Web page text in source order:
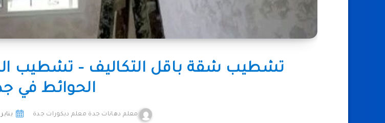
تشطيب شقة باقل التكاليف – تشطيب
الحوائط في
معلم دهانات جدة معلم ديكورات جدة يناير 25, 2025